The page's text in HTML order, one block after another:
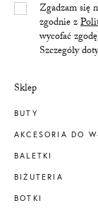
Sklep
BUTY
AKCESORIA DO
BALETKI
BIŻUTERIA
BOTKI
Yes/TakZgadzam się
zgodnie z
wycofać
Szczegóły